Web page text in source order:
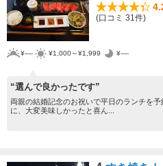
(口コミ 31件)
¥---- ¥1,000～¥1,999 ¥----
“選んで良かったです”
両親の結婚記念のお祝いで平日のランチを
に、大変美味しかったと喜ん...